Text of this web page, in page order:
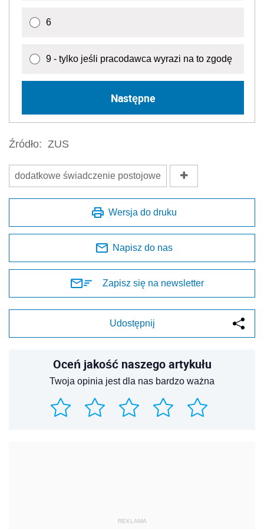
6
9 - tylko jeśli pracodawca wyrazi na to zgodę
Następne
Źródło: ZUS
dodatkowe świadczenie postojowe
Wersja do druku
Napisz do nas
Zapisz się na newsletter
Udostępnij
Oceń jakość naszego artykułu
Twoja opinia jest dla nas bardzo ważna
REKLAMA